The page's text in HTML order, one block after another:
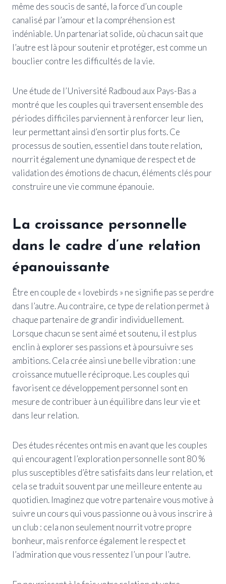
même des soucis de santé, la force d’un couple
canalisé par l’amour et la compréhension est
indéniable. Un partenariat solide, où chacun sait que
l’autre est là pour soutenir et protéger, est comme un
bouclier contre les difficultés de la vie.
Une étude de l’Université Radboud aux Pays-Bas a
montré que les couples qui traversent ensemble des
périodes difficiles parviennent à renforcer leur lien,
leur permettant ainsi d’en sortir plus forts. Ce
processus de soutien, essentiel dans toute relation,
nourrit également une dynamique de respect et de
validation des émotions de chacun, éléments clés pour
construire une vie commune épanouie.
La croissance personnelle
dans le cadre d’une relation
épanouissante
Être en couple de « lovebirds » ne signifie pas se perdre
dans l’autre. Au contraire, ce type de relation permet à
chaque partenaire de grandir individuellement.
Lorsque chacun se sent aimé et soutenu, il est plus
enclin à explorer ses passions et à poursuivre ses
ambitions. Cela crée ainsi une belle vibration : une
croissance mutuelle réciproque. Les couples qui
favorisent ce développement personnel sont en
mesure de contribuer à un équilibre dans leur vie et
dans leur relation.
Des études récentes ont mis en avant que les couples
qui encouragent l’exploration personnelle sont 80 %
plus susceptibles d’être satisfaits dans leur relation, et
cela se traduit souvent par une meilleure entente au
quotidien. Imaginez que votre partenaire vous motive à
suivre un cours qui vous passionne ou à vous inscrire à
un club : cela non seulement nourrit votre propre
bonheur, mais renforce également le respect et
l’admiration que vous ressentez l’un pour l’autre.